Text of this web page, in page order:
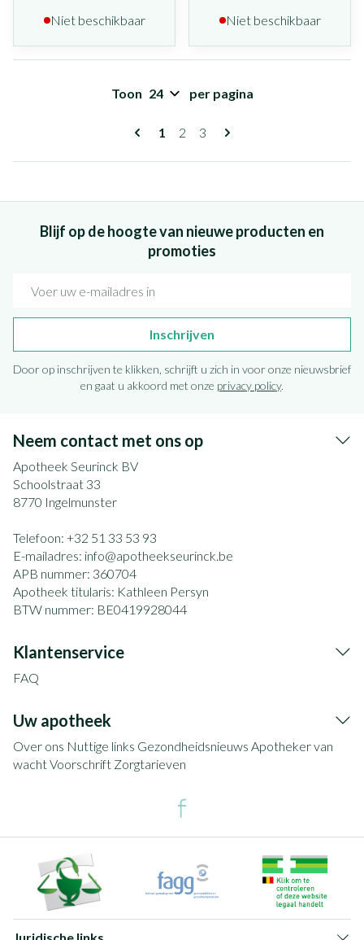
Niet beschikbaar Niet beschikbaar
Pagina's
U lees momenteel pagina
1 Pagina
2 Pagina
3
Toon per pagina
Blijf op de hoogte van nieuwe producten en
promoties
Inschrijven
Door op inschrijven te klikken, schrijft u zich in voor onze nieuwsbrief
en gaat u akkoord met onze privacy policy.
Neem contact met ons op
Apotheek Seurinck BV
Schoolstraat 33
8770 Ingelmunster
Telefoon: +32 51 33 53 93
E-mailadres: info@apotheekseurinck.be
APB nummer: 360704
Apotheek titularis: Kathleen Persyn
BTW nummer: BE0419928044
Klantenservice
FAQ
Uw apotheek
Over ons Nuttige links Gezondheidsnieuws Apotheker van
wachtVoorschrift Zorgtarieven